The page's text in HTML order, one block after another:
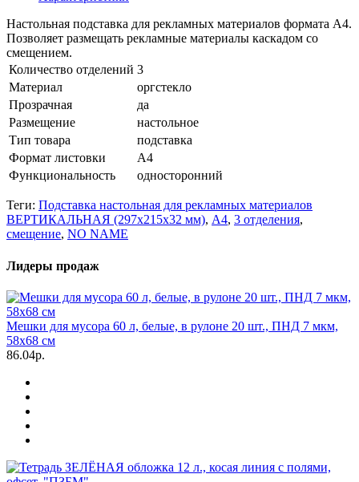
Настольная подставка для рекламных материалов формата А4.
Позволяет размещать рекламные материалы каскадом со
смещением.
Количество отделений 3
Материал
оргстекло
Прозрачная
да
Размещение
настольное
Тип товара
подставка
Формат листовки
А4
Функциональность
односторонний
Теги: Подставка настольная для рекламных материалов
ВЕРТИКАЛЬНАЯ (297х215х32 мм), А4, 3 отделения,
смещение, NO NAME
Лидеры продаж
Мешки для мусора 60 л, белые, в рулоне 20 шт., ПНД 7 мкм,
58х68 см
86.04р.